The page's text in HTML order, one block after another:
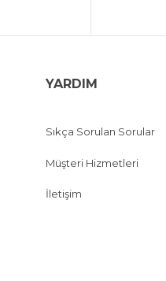
YARDIM
Sıkça Sorulan Sorular
Müşteri Hizmetleri
İletişim